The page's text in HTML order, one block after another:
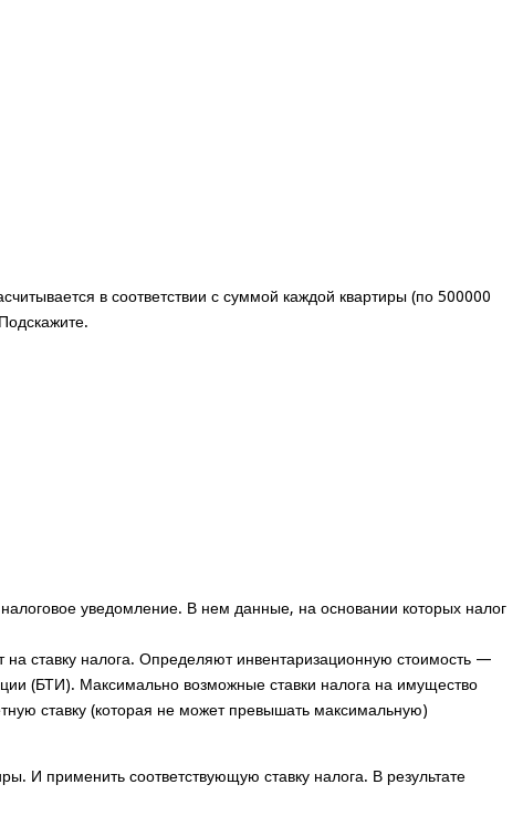
в соответствии с суммой каждой квартиры (по 500000
уведомление. В нем данные, на основании которых налог
ставку налога. Определяют инвентаризационную стоимость —
(БТИ). Максимально возможные ставки налога на имущество
ставку (которая не может превышать максимальную)
И применить соответствующую ставку налога. В результате